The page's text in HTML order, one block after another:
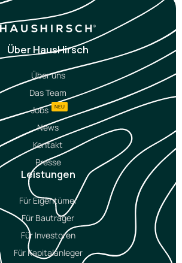
Über HausHirsch
Über uns
Das Team
Jobs
NEU
News
Kontakt
Presse
Leistungen
Für Eigentümer
Für Bauträger
Für Investoren
Für Kapitalanleger